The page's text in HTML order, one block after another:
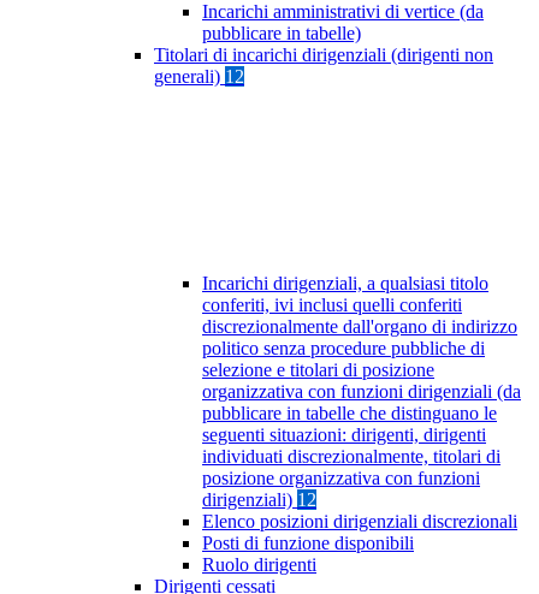
Incarichi amministrativi di vertice (da
pubblicare in tabelle)
Titolari di incarichi dirigenziali (dirigenti non
generali) 12
Incarichi dirigenziali, a qualsiasi titolo
conferiti, ivi inclusi quelli conferiti
discrezionalmente dall'organo di indirizzo
politico senza procedure pubbliche di
selezione e titolari di posizione
organizzativa con funzioni dirigenziali (da
pubblicare in tabelle che distinguano le
seguenti situazioni: dirigenti, dirigenti
individuati discrezionalmente, titolari di
posizione organizzativa con funzioni
dirigenziali) 12
Elenco posizioni dirigenziali discrezionali
Posti di funzione disponibili
Ruolo dirigenti
Dirigenti cessati